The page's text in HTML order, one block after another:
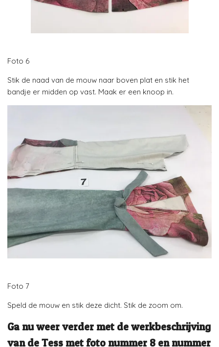
Foto 6
Stik de naad van de mouw naar boven plat en stik het
bandje er midden op vast. Maak er een knoop in.
Foto 7
Speld de mouw en stik deze dicht. Stik de zoom om.
Ga nu weer verder met de werkbeschrijving
van de Tess met foto nummer 8 en nummer